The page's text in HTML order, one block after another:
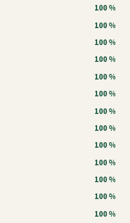
100 %
100 %
100 %
100 %
100 %
100 %
100 %
100 %
100 %
100 %
100 %
100 %
100 %